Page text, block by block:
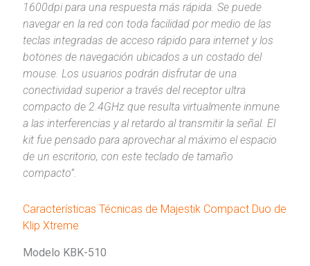
1600dpi para una respuesta más rápida. Se puede
navegar en la red con toda facilidad por medio de las
teclas integradas de acceso rápido para internet y los
botones de navegación ubicados a un costado del
mouse. Los usuarios podrán disfrutar de una
conectividad superior a través del receptor ultra
compacto de 2.4GHz que resulta virtualmente inmune
a las interferencias y al retardo al transmitir la señal. El
kit fue pensado para aprovechar al máximo el espacio
de un escritorio, con este teclado de tamaño
compacto”.
Características Técnicas de Majestik Compact Duo de
Klip Xtreme
Modelo KBK-510